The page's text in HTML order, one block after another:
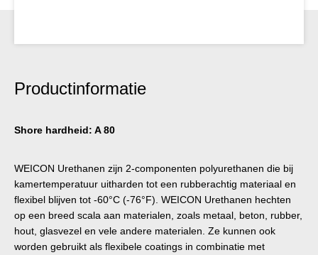
Productinformatie
Shore hardheid: A 80
WEICON Urethanen zijn 2-componenten polyurethanen die bij
kamertemperatuur uitharden tot een rubberachtig materiaal en
flexibel blijven tot -60°C (-76°F). WEICON Urethanen hechten
op een breed scala aan materialen, zoals metaal, beton, rubber,
hout, glasvezel en vele andere materialen. Ze kunnen ook
worden gebruikt als flexibele coatings in combinatie met